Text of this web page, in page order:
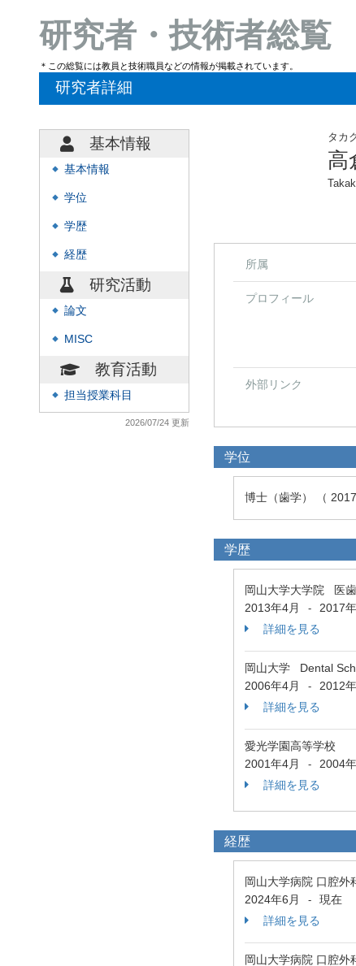
研究者・技術者総覧
＊この総覧には教員と技術職員などの情報が掲載されています。
研究者詳細
基本情報
◆ 基本情報
◆ 学位
◆ 学歴
◆ 経歴
研究活動
◆ 論文
◆ MISC
教育活動
◆ 担当授業科目
2026/07/24 更新
タカ
所属
プロフィール
外部リンク
学位
博士（歯学） （
学歴
岡山大学大学院 医
2013年4月
-
2017
詳細を見る
岡山大学 Dental
2006年4月
-
2012
詳細を見る
愛光学園高等学校
2001年4月
-
2004
詳細を見る
経歴
岡山大学病院 口腔外
2024年6月
-
現在
詳細を見る
岡山大学病院 口腔外